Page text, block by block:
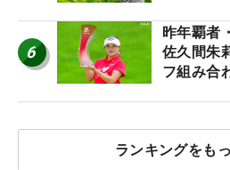
ア”】
6
昨年覇者
佐久間朱
フ組み合
ランキングをも